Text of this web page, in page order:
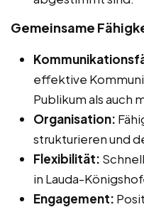
Gemeinsame
effektive
Publikum als auch
Organisation:
strukturieren und
Flexibilität:
in Lauda-
Engagement: